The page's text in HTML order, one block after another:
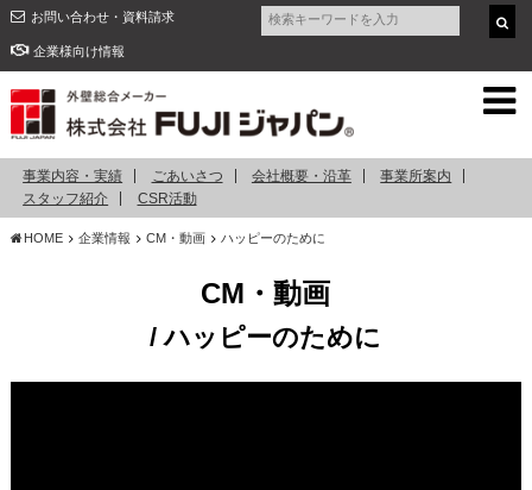
お問い合わせ・資料請求
企業様向け情報
事業内容・実績 ごあいさつ 会社概要・沿革
事業所案内
スタッフ紹介
CSR活動
HOME 企業情報 CM・動画 ハッピーのために
CM・動画
/ ハッピーのために